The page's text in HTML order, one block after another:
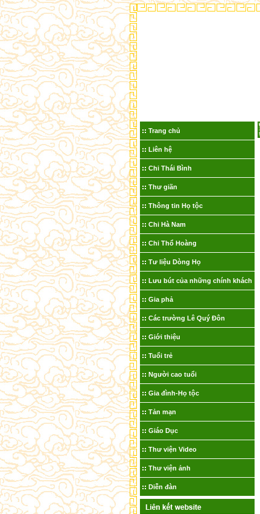
Trang chủ
Liên hệ
Chi Thái Bình
Thư giãn
Thông tin Họ tộc
Chi Hà Nam
Chi Thổ Hoàng
Tư liệu Dòng Họ
Lưu bút của những chính khách
Gia phả
Các trường Lê Quý Đôn
Giới thiệu
Tuổi trẻ
Người cao tuổi
Gia đình-Họ tộc
Tản mạn
Giáo Dục
Thư viện Video
Thư viện ảnh
Diễn đàn